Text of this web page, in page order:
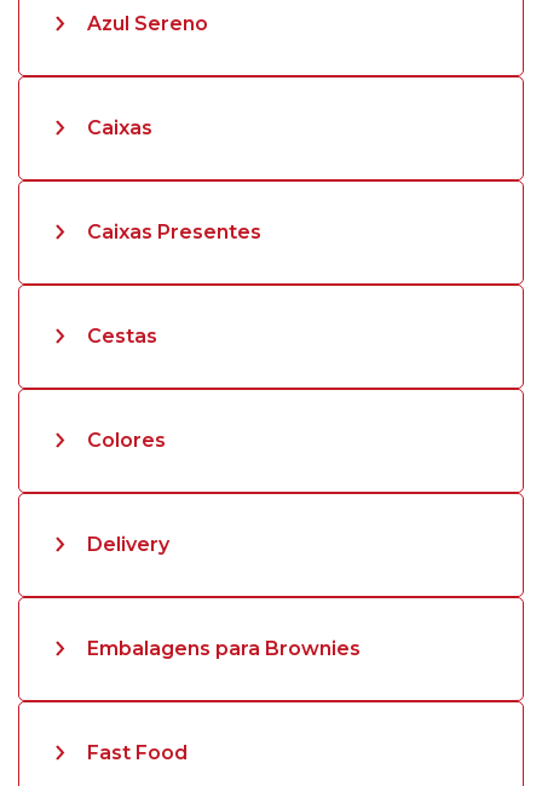
Azul Sereno
Caixas
Caixas Presentes
Cestas
Colores
Delivery
Embalagens para Brownies
Fast Food